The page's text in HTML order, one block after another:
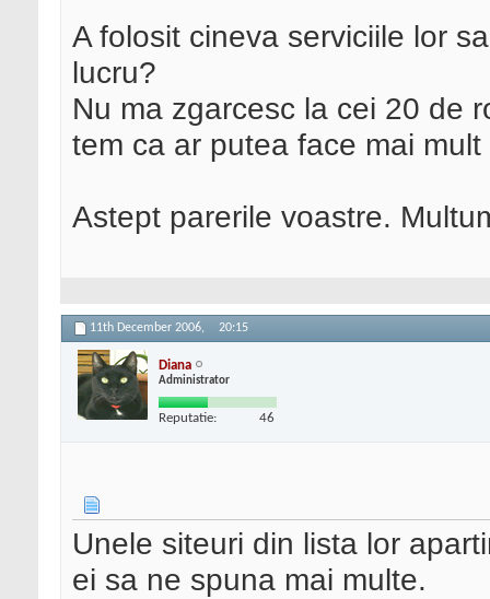
A folosit cineva serviciile lor
lucru?
Nu ma zgarcesc la cei 20 de
tem ca ar putea face mai
Astept parerile voastre.
11th December 2006, 20:15
Diana
Administrator
Reputatie: 46
Unele siteuri din lista lor
ei sa ne spuna mai multe.